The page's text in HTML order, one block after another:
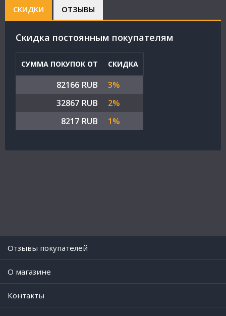
СКИДКИ ОТЗЫВЫ
Cкидка постоянным покупателям
СУММА ПОКУПОК ОТ СКИДКА
82166 RUB
3%
32867 RUB
2%
8217 RUB
1%
Отзывы покупателей
O магазине
Контакты